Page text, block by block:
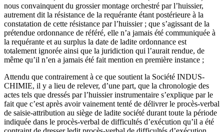
nous convainquent du grossier montage orchestré par l’huissier,
autrement dit la résistance de la requérante étant postérieure à la
constatation de cette résistance par l’huissier ; que s’agissant de la
prétendue ordonnance de référé, elle n’a jamais été communiquée à
la requérante et au surplus la date de ladite ordonnance est
totalement ignorée ainsi que la juridiction qui l’aurait rendue, de
même qu’il n’en a jamais été fait mention en première instance ;
Attendu que contrairement à ce que soutient la Société INDUS-
CHIMIE, il y a lieu de relever, d’une part, que la chronologie des
actes tels que dressés par l’huissier instrumentaire s’explique par le
fait que c’est après avoir vainement tenté de délivrer le procès-verbal
de saisie-attribution au siège de ladite société durant toute la période
indiquée dans le procès-verbal de difficultés d’exécution qu’il a été